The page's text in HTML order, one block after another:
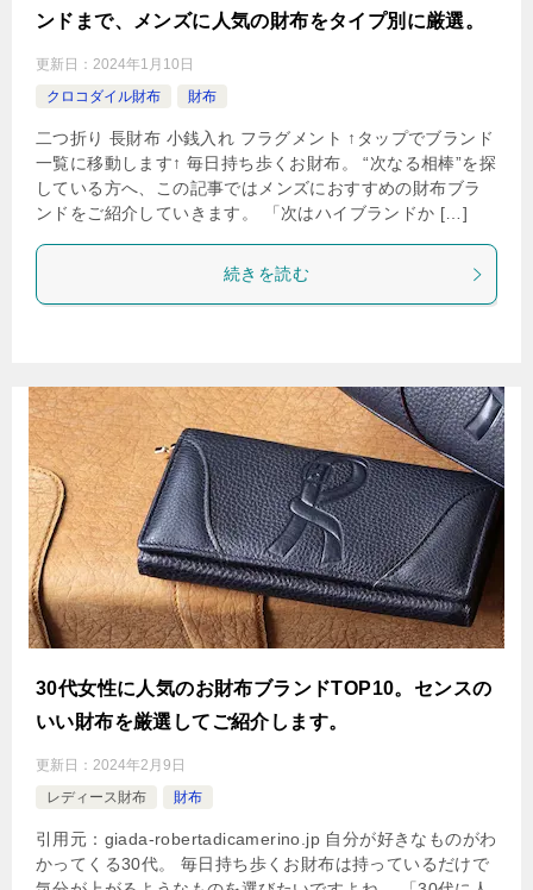
ンドまで、メンズに人気の財布をタイプ別に厳選。
更新日： 2024年1月10日
クロコダイル財布
財布
二つ折り 長財布 小銭入れ フラグメント ↑タップでブランド
一覧に移動します↑ 毎日持ち歩くお財布。 “次なる相棒”を探
している方へ、この記事ではメンズにおすすめの財布ブラ
ンドをご紹介していきます。 「次はハイブランドか […]
続きを読む
30代女性に人気のお財布ブランドTOP10。センスの
いい財布を厳選してご紹介します。
更新日： 2024年2月9日
レディース財布
財布
引用元：giada-robertadicamerino.jp 自分が好きなものがわ
かってくる30代。 毎日持ち歩くお財布は持っているだけで